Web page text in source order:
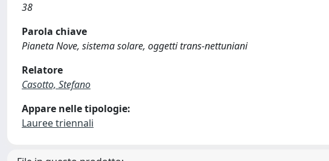
38
Parola chiave
Pianeta Nove, sistema solare, oggetti trans-nettuniani
Relatore
Casotto, Stefano
Appare nelle tipologie:
Lauree triennali